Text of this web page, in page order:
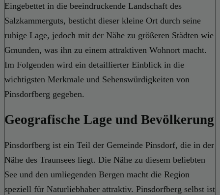
Eingebettet in die beeindruckende Landschaft des
Salzkammerguts, besticht dieser kleine Ort durch seine
ruhige Lage, jedoch mit der Nähe zu größeren Städten wie
Gmunden, was ihn zu einem attraktiven Wohnort macht.
Im Folgenden wird ein detaillierter Einblick in die
wichtigsten Merkmale und Sehenswürdigkeiten von
Pinsdorfberg gegeben.
Geografische Lage und Bevölkerung
Pinsdorfberg ist ein Teil der Gemeinde Pinsdorf, die in der
Nähe des Traunsees liegt. Die Nähe zu diesem beliebten
See und den umliegenden Bergen macht die Region
speziell für Naturliebhaber attraktiv. Pinsdorfberg selbst ist